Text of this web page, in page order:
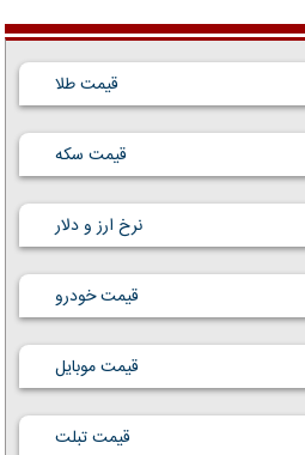
قیمت طلا
قیمت سکه
نرخ ارز و دلار
قیمت خودرو
قیمت موبایل
قیمت تبلت